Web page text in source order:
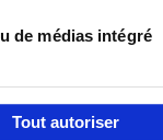
de médias intégré
Tout autoriser